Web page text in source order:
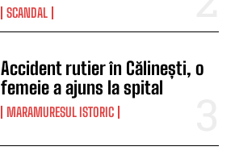
SCANDAL
Accident rutier în Călinești, o
femeie a ajuns la spital
MARAMURESUL ISTORIC